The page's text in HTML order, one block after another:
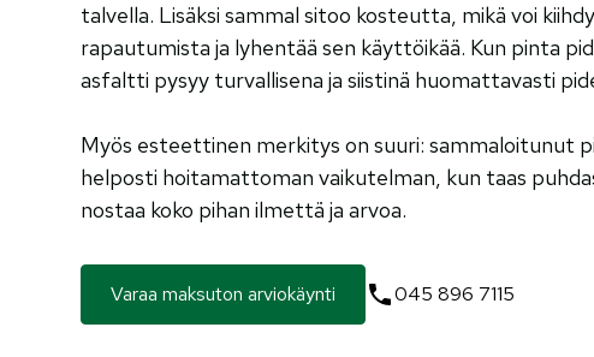
talvella. Lisäksi sammal sitoo kosteutta, mikä voi
rapautumista ja lyhentää sen käyttöikää. Kun pinta
asfaltti pysyy turvallisena ja siistinä huomattavasti
Myös esteettinen merkitys on suuri: sammaloitunut
helposti hoitamattoman vaikutelman, kun taas
nostaa koko pihan ilmettä ja arvoa.
Varaa maksuton arviokäynti 045 896 7115